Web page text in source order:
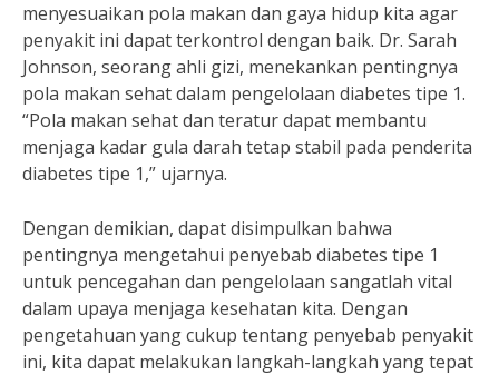
menyesuaikan pola makan dan gaya hidup kita agar
penyakit ini dapat terkontrol dengan baik. Dr. Sarah
Johnson, seorang ahli gizi, menekankan pentingnya
pola makan sehat dalam pengelolaan diabetes tipe 1.
“Pola makan sehat dan teratur dapat membantu
menjaga kadar gula darah tetap stabil pada penderita
diabetes tipe 1,” ujarnya.
Dengan demikian, dapat disimpulkan bahwa
pentingnya mengetahui penyebab diabetes tipe 1
untuk pencegahan dan pengelolaan sangatlah vital
dalam upaya menjaga kesehatan kita. Dengan
pengetahuan yang cukup tentang penyebab penyakit
ini, kita dapat melakukan langkah-langkah yang tepat